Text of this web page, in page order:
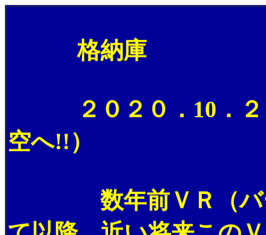
格納庫
２０２０．10．２８
空へ!!）
数年前ＶＲ（バー